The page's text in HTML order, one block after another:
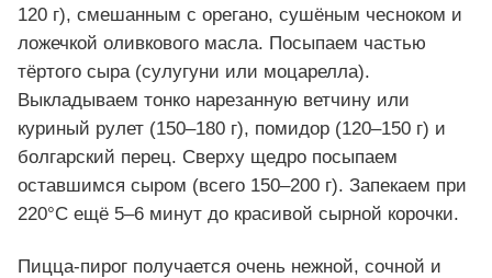
120 г), смешанным с орегано, сушёным чесноком и
ложечкой оливкового масла. Посыпаем частью
тёртого сыра (сулугуни или моцарелла).
Выкладываем тонко нарезанную ветчину или
куриный рулет (150–180 г), помидор (120–150 г) и
болгарский перец. Сверху щедро посыпаем
оставшимся сыром (всего 150–200 г). Запекаем при
220°C ещё 5–6 минут до красивой сырной корочки.
Пицца-пирог получается очень нежной, сочной и